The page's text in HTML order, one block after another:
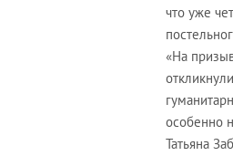
что уже
«На
особенно
Татьяна